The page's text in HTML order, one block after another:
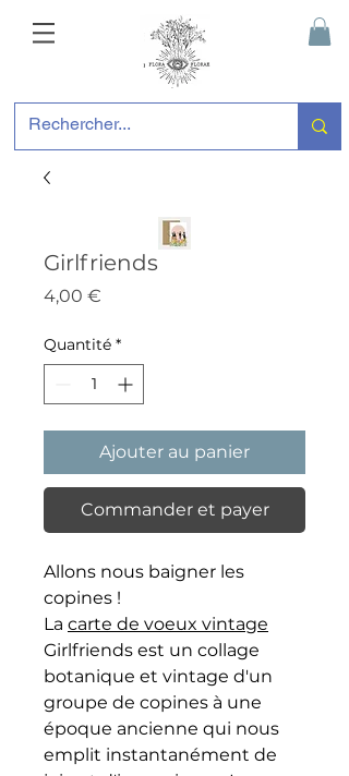
Girlfriends
4,00 €
Quantité *
Ajouter au panier
Commander et payer
Allons nous baigner les
copines !
La carte de voeux vintage
Girlfriends est un collage
botanique et vintage d'un
groupe de copines à une
époque ancienne qui nous
emplit instantanément de